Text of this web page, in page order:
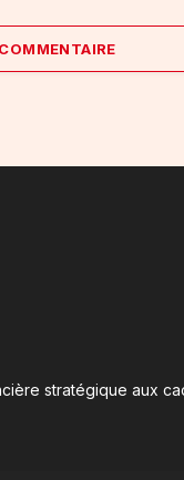
stratégique aux